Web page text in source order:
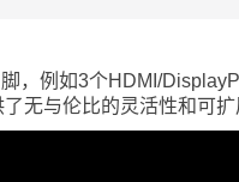
，例如3个HDMI/
无与伦比的灵活性和可